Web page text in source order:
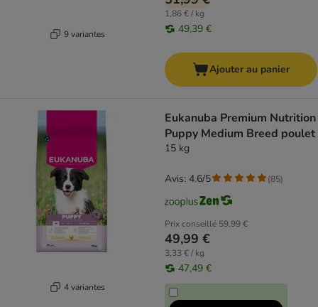
9 variantes
1,86 € / kg
49,39 €
Ajouter au panier
4 variantes
Eukanuba Premium Nutrition
Puppy Medium Breed poulet
15 kg
Prix conseillé 59,99 €
49,99 €
3,33 € / kg
47,49 €
Avis: 4.6/5 (85)